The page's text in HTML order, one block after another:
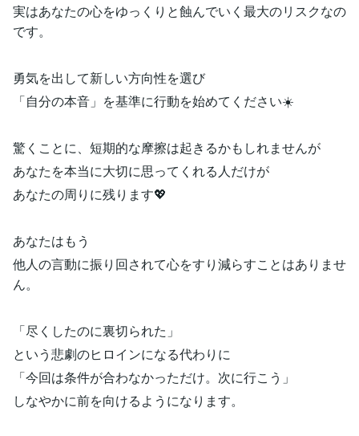
実はあなたの心をゆっくりと蝕んでいく最大のリスクなの
です。
勇気を出して新しい方向性を選び
「自分の本音」を基準に行動を始めてください☀️
驚くことに、短期的な摩擦は起きるかもしれませんが
あなたを本当に大切に思ってくれる人だけが
あなたの周りに残ります💖
あなたはもう
他人の言動に振り回されて心をすり減らすことはありませ
ん。
「尽くしたのに裏切られた」
という悲劇のヒロインになる代わりに
「今回は条件が合わなかっただけ。次に行こう」
しなやかに前を向けるようになります。